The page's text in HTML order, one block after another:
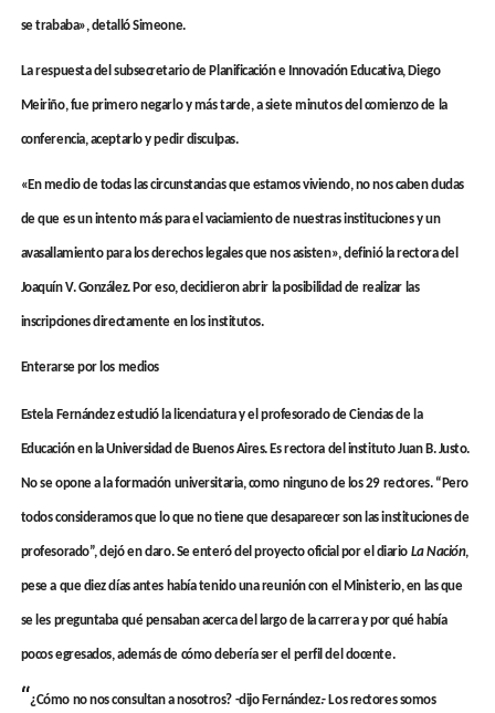
se trababa», detalló Simeone.
La respuesta del subsecretario de Planificación e Innovación Educativa, Diego
Meiriño, fue primero negarlo y más tarde, a siete minutos del comienzo de la
conferencia, aceptarlo y pedir disculpas.
«En medio de todas las circunstancias que estamos viviendo, no nos caben dudas
de que es un intento más para el vaciamiento de nuestras instituciones y un
avasallamiento para los derechos legales que nos asisten», definió la rectora del
Joaquín V. González. Por eso, decidieron abrir la posibilidad de realizar las
inscripciones directamente en los institutos.
Enterarse por los medios
Estela Fernández estudió la licenciatura y el profesorado de Ciencias de la
Educación en la Universidad de Buenos Aires. Es rectora del instituto Juan B. Justo.
No se opone a la formación universitaria, como ninguno de los 29 rectores. “Pero
todos consideramos que lo que no tiene que desaparecer son las instituciones de
profesorado”, dejó en claro. Se enteró del proyecto oficial por el diario La Nación,
pese a que diez días antes había tenido una reunión con el Ministerio, en las que
se les preguntaba qué pensaban acerca del largo de la carrera y por qué había
pocos egresados, además de cómo debería ser el perfil del docente.
“¿Cómo no nos consultan a nosotros? -dijo Fernández.- Los rectores somos